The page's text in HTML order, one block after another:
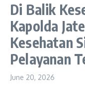
Di Balik
Kapolda
Kesehatan
Pelayanan
June 20, 2026